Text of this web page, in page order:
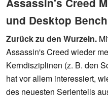
und Desktop
Zurück zu den Wurzeln.
Assassin's Creed wieder
Kerndisziplinen (z. B. den
hat vor allem interessiert,
des neuesten Serienteils